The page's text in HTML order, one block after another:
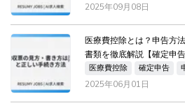
2025年09月08日
医療費控除とは？申告方
書類を徹底解説【確定申告
医療費控除 確定申告
2025年06月01日